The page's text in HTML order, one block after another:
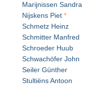
Marijnissen Sandra
Nijskens Piet *
Schmetz Heinz
Schmitter Manfred
Schroeder Huub
Schwachöfer John
Seiler Günther
Stultiëns Antoon